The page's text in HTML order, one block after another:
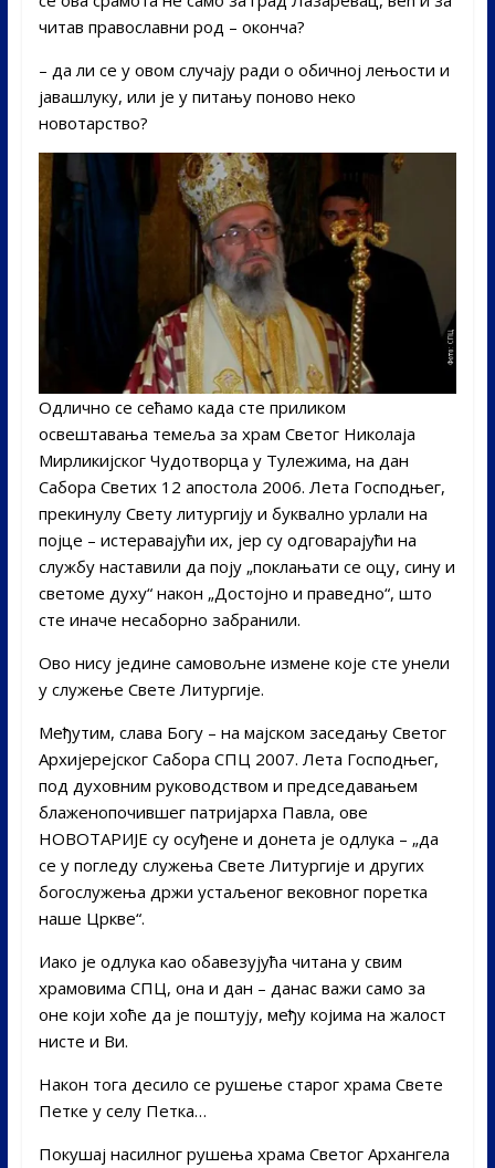
читав православни род – оконча?
– да ли се у овом случају ради о обичној лењости и
јавашлуку, или је у питању поново неко
новотарство?
Одлично се сећамо када сте приликом
освештавања темеља за храм Светог Николаја
Мирликијског Чудотворца у Тулежима, на дан
Сабора Светих 12 апостола 2006. Лета Господњег,
прекинулу Свету литургију и буквално урлали на
појце – истеравајући их, јер су одговарајући на
службу наставили да поју „поклањати се оцу, сину и
светоме духу“ након „Достојно и праведно“, што
сте иначе несаборно забранили.
Ово нису једине самовољне измене које сте унели
у служење Свете Литургије.
Међутим, слава Богу – на мајском заседању Светог
Архијерејског Сабора СПЦ 2007. Лета Господњег,
под духовним руководством и председавањем
блаженопочившег патријарха Павла, ове
НОВОТАРИЈЕ су осуђене и донета је одлука – „да
се у погледу служења Свете Литургије и других
богослужења држи устаљеног вековног поретка
наше Цркве“.
Иако је одлука као обавезујућа читана у свим
храмовима СПЦ, она и дан – данас важи само за
оне који хоће да је поштују, међу којима на жалост
нисте и Ви.
Након тога десило се рушење старог храма Свете
Петке у селу Петка…
Покушај насилног рушења храма Светог Архангела